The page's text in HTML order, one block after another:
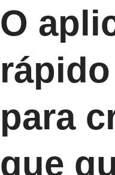
O
para
que